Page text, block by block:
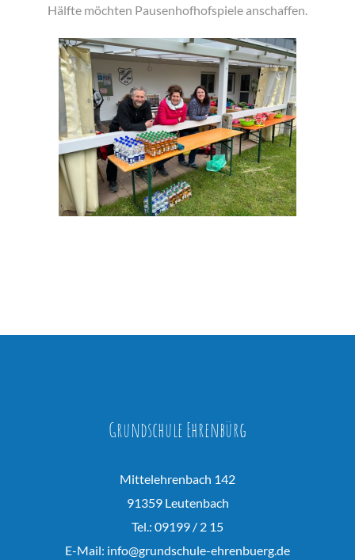
Hälfte möchten Pausenhofhofspiele anschaffen.
Grundschule Ehrenbürg
Mittelehrenbach 142
91359 Leutenbach
Tel.: 09199 / 2 15
E-Mail: info@grundschule-ehrenbuerg.de